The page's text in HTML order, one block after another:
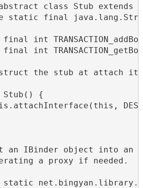
class Stub extends
static final
final int
final int
the stub at attach it
Stub() {
an IBinder object into an
a proxy if needed.
static